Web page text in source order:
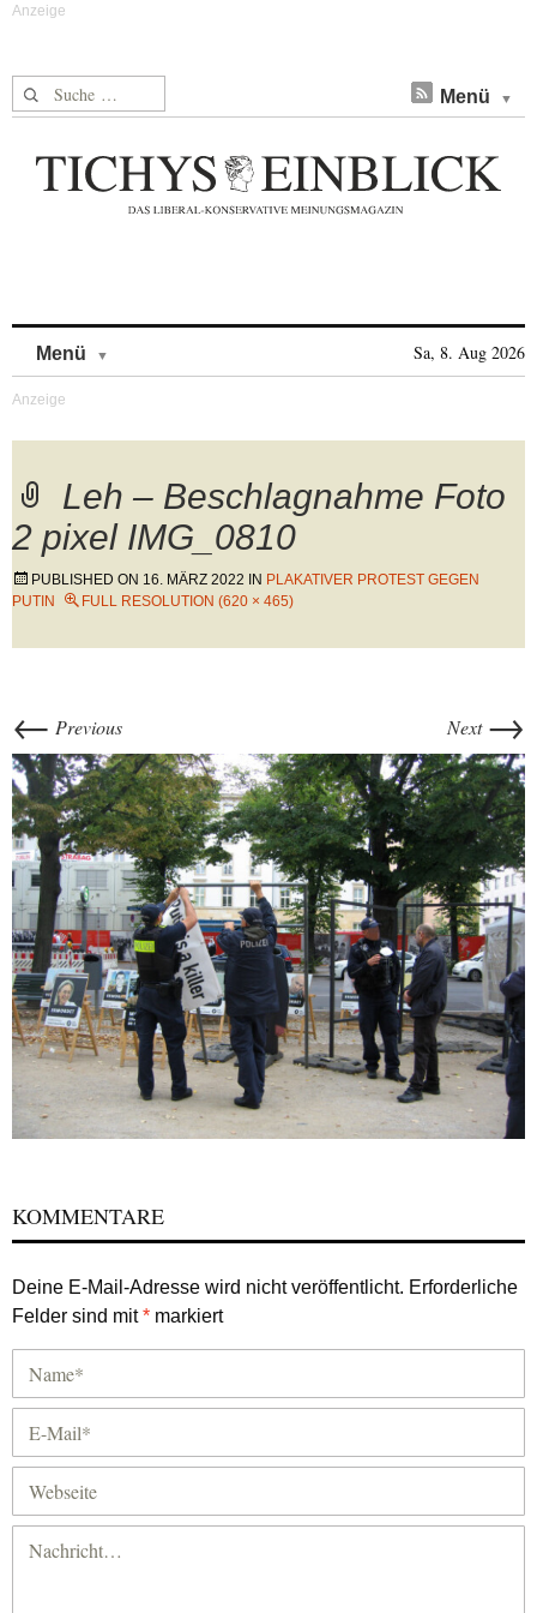
Suche nach: Menü
Menü Sa, 8. Aug 2026
Leh – Beschlagnahme Foto
2 pixel IMG_0810
PUBLISHED ON 16. MÄRZ 2022 IN PLAKATIVER PROTEST GEGEN
PUTIN
FULL RESOLUTION (620 × 465)
← Previous Next →
KOMMENTARE
Deine E-Mail-Adresse wird nicht veröffentlicht. Erforderliche
Felder sind mit* markiert